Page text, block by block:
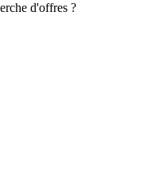
d'offres ?